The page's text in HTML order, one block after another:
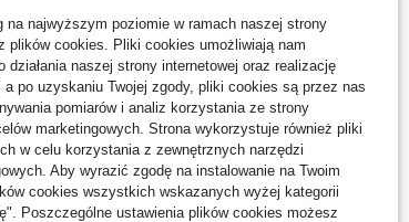
na najwyższym poziomie w ramach naszej strony
plików cookies. Pliki cookies umożliwiają nam
działania naszej strony internetowej oraz realizację
po uzyskaniu Twojej zgody, pliki cookies są przez nas
pomiarów i analiz korzystania ze strony
marketingowych. Strona wykorzystuje również pliki
w celu korzystania z zewnętrznych narzędzi
Aby wyrazić zgodę na instalowanie na Twoim
cookies wszystkich wskazanych wyżej kategorii
Poszczególne ustawienia plików cookies możesz
Edukacja, Rozrywka 35
Inne 64
Moda, Uroda 24
Motoryzacja, Transport 68
Technologie 22